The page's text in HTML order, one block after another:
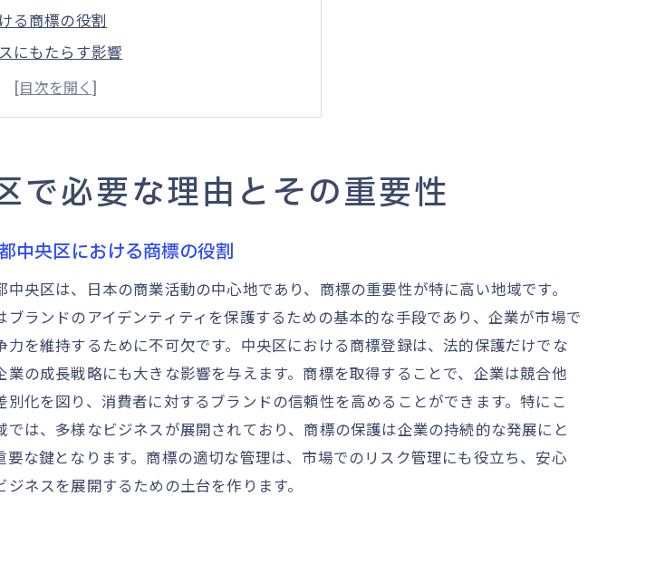
る商標の役割
にもたらす影響
関連性
安心感
標事例
めの東京都中央区での基本的な流れ
注意点
ップ
ュニケーション
ローアップ
た出願方法
を成功させるための事前準備のポイント
項
の把握
で必要な理由とその重要性
中央区における商標の役割
中央区は、日本の商業活動の中心地であり、商標の重要性が特に高い地域です。
ブランドのアイデンティティを保護するための基本的な手段であり、企業が市場で
力を維持するために不可欠です。中央区における商標登録は、法的保護だけでな
業の成長戦略にも大きな影響を与えます。商標を取得することで、企業は競合他
別化を図り、消費者に対するブランドの信頼性を高めることができます。特にこ
では、多様なビジネスが展開されており、商標の保護は企業の持続的な発展にと
要な鍵となります。商標の適切な管理は、市場でのリスク管理にも役立ち、安心
ジネスを展開するための土台を作ります。